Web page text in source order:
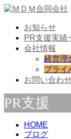
お知らせ
PR支援実績
会社情報
経営理
プライ
お問い合わ
PR支援
HOME
ブログ